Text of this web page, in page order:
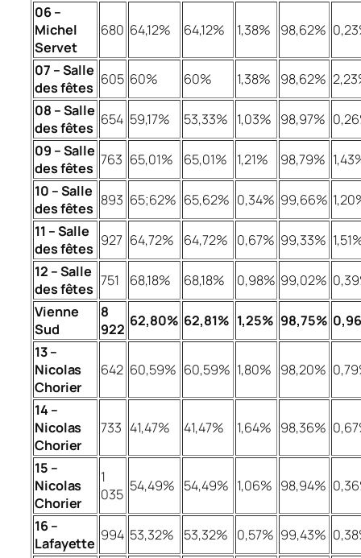
06 –
Michel
Servet
680 64,12% 64,12% 1,38% 98,62%
07 – Salle
des fêtes 605 60% 60% 1,38% 98,62%
08 – Salle
des fêtes 654 59,17% 53,33% 1,03% 98,97%
09 – Salle
des fêtes 763 65,01% 65,01% 1,21% 98,79%
10 – Salle
des fêtes 893 65;62% 65,62% 0,34% 99,66%
11 – Salle
des fêtes 927 64,72% 64,72% 0,67% 99,33%
12 – Salle
des fêtes 751 68,18% 68,18% 0,98% 99,02%
Vienne
Sud
8
922 62,80% 62,81% 1,25% 98,75%
13 –
Nicolas
Chorier
642 60,59% 60,59% 1,80% 98,20%
14 –
Nicolas
Chorier
733 41,47% 41,47% 1,64% 98,36%
15 –
Nicolas
Chorier
1
035 54,49% 54,49% 1,06% 98,94%
16 –
Lafayette 994 53,32% 53,32% 0,57% 99,43%